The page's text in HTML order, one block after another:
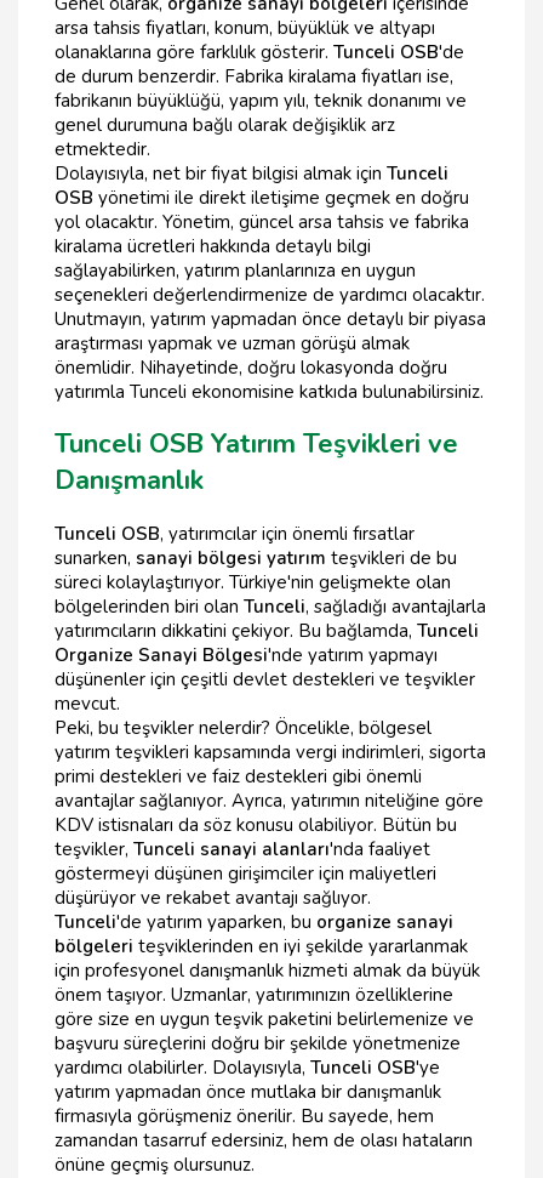
arsa tahsis fiyatları, konum, büyüklük ve altyapı
olanaklarına göre farklılık gösterir. Tunceli OSB'de
de durum benzerdir. Fabrika kiralama fiyatları ise,
fabrikanın büyüklüğü, yapım yılı, teknik donanımı ve
genel durumuna bağlı olarak değişiklik arz
etmektedir.
Dolayısıyla, net bir fiyat bilgisi almak için Tunceli
OSB yönetimi ile direkt iletişime geçmek en doğru
yol olacaktır. Yönetim, güncel arsa tahsis ve fabrika
kiralama ücretleri hakkında detaylı bilgi
sağlayabilirken, yatırım planlarınıza en uygun
seçenekleri değerlendirmenize de yardımcı olacaktır.
Unutmayın, yatırım yapmadan önce detaylı bir piyasa
araştırması yapmak ve uzman görüşü almak
önemlidir. Nihayetinde, doğru lokasyonda doğru
yatırımla Tunceli ekonomisine katkıda bulunabilirsiniz.
Tunceli OSB Yatırım Teşvikleri ve
Danışmanlık
Tunceli OSB, yatırımcılar için önemli fırsatlar
sunarken, sanayi bölgesi yatırım teşvikleri de bu
süreci kolaylaştırıyor. Türkiye'nin gelişmekte olan
bölgelerinden biri olan Tunceli, sağladığı avantajlarla
yatırımcıların dikkatini çekiyor. Bu bağlamda, Tunceli
Organize Sanayi Bölgesi'nde yatırım yapmayı
düşünenler için çeşitli devlet destekleri ve teşvikler
mevcut.
Peki, bu teşvikler nelerdir? Öncelikle, bölgesel
yatırım teşvikleri kapsamında vergi indirimleri, sigorta
primi destekleri ve faiz destekleri gibi önemli
avantajlar sağlanıyor. Ayrıca, yatırımın niteliğine göre
KDV istisnaları da söz konusu olabiliyor. Bütün bu
teşvikler, Tunceli sanayi alanları'nda faaliyet
göstermeyi düşünen girişimciler için maliyetleri
düşürüyor ve rekabet avantajı sağlıyor.
Tunceli'de yatırım yaparken, bu organize sanayi
bölgeleri teşviklerinden en iyi şekilde yararlanmak
için profesyonel danışmanlık hizmeti almak da büyük
önem taşıyor. Uzmanlar, yatırımınızın özelliklerine
göre size en uygun teşvik paketini belirlemenize ve
başvuru süreçlerini doğru bir şekilde yönetmenize
yardımcı olabilirler. Dolayısıyla, Tunceli OSB'ye
yatırım yapmadan önce mutlaka bir danışmanlık
firmasıyla görüşmeniz önerilir. Bu sayede, hem
zamandan tasarruf edersiniz, hem de olası hataların
önüne geçmiş olursunuz.